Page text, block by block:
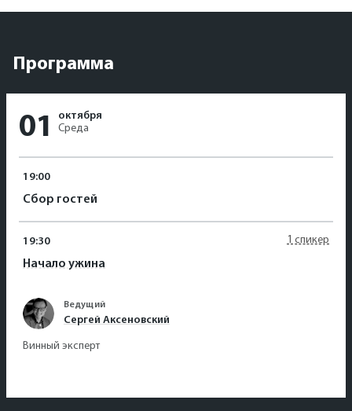
Программа
01
октября
Среда
19:00
Сбор гостей
19:30
Начало ужина
1 спикер
Ведущий
Сергей Аксеновский
Винный эксперт